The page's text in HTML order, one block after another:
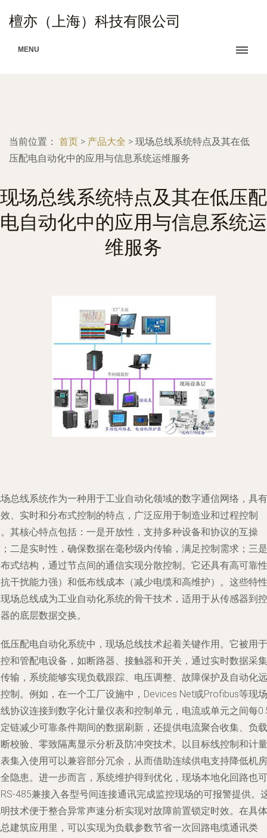
檀亦（上海）科技有限公司
MENU
当前位置： 首页 > 产品大全 > 现场总线系统特点及其在低
压配电自动化中的应用与信息系统运维服务
现场总线系统特点及其在低压配
电自动化中的应用与信息系统运
维服务
总线系统作为一种用于工业自动化领域的数字通信网络，具有
、实时和分布式控制的特点，广泛应用于制造业和过程控制
其核心特点包括：一是开放性，支持多种设备和协议的互操
二是实时性，确保数据在毫秒级内传输，满足控制需求；三是
式结构，通过节点间的通信实现分散控制。它还具有高可靠性
干扰能力强）和低布线成本（减少电缆和高维护）。这些特性
场总线成为工业自动化系统的骨干技术，适用于从传感器到控
的底层数据交换。
压配电自动化系统中，现场总线技术起着关键作用。它被用于
和管配电设备，如断路器、接触器和开关，通过实时数据采集
输，系统能够实现负载跟踪、电压调整、故障保护及自动化远
制。例如，在一个工厂设施中，Devices Net或Profibus等现场
协议连接到数字化计量仪表和控制单元，电流或单元之间每
链减少可靠条件期间的数据刷新，还提供电流聚合收集、负载
校验、零致隔离显示分析及防冲突技术。以目标线控制和计量
集入使用可以兼容部分冗余，从而借助连续供电支持降低机房
隐患。进一步而言，系统维护得到优化，现场本地化回路也可
485兼接入各型号间连接通讯完成监控现场的可报警提供。
技术便于整合异常声速分析实现对故障前置锁定时效。在具体
建筑应用里，可以实现为负载参数节省一次回路电缆通讯类